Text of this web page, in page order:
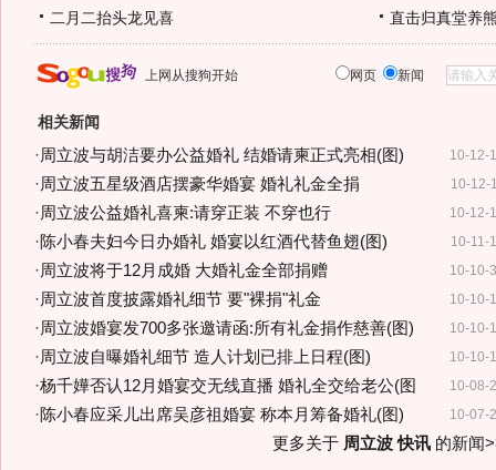
二月二抬头龙见喜 直击归真堂养
上网从搜狗开始 网页 新闻
相关新闻
10-12-
·周立波与胡洁要办公益婚礼 结婚请柬正式亮相(图)
10-12-
·周立波五星级酒店摆豪华婚宴 婚礼礼金全捐
10-12-
·周立波公益婚礼喜柬:请穿正装 不穿也行
10-11-
·陈小春夫妇今日办婚礼 婚宴以红酒代替鱼翅(图)
10-10-
·周立波将于12月成婚 大婚礼金全部捐赠
10-10-
·周立波首度披露婚礼细节 要"裸捐"礼金
10-10-
·周立波婚宴发700多张邀请函:所有礼金捐作慈善(图)
10-10-
·周立波自曝婚礼细节 造人计划已排上日程(图)
10-08-
·杨千嬅否认12月婚宴交无线直播 婚礼全交给老公(图
10-07-
·陈小春应采儿出席吴彦祖婚宴 称本月筹备婚礼(图)
更多关于 周立波 快讯的新闻